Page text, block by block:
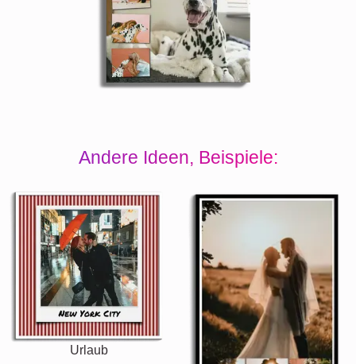
Andere Ideen, Beispiele:
Urlaub